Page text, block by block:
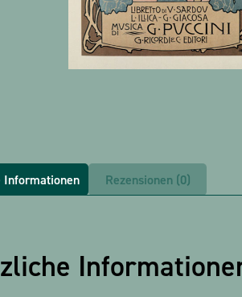
Informationen Rezensionen (0)